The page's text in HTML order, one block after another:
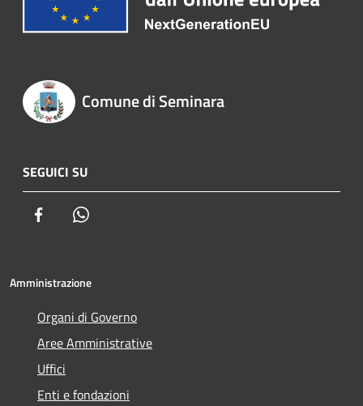
Comune di Seminara
SEGUICI SU
Facebook
Amministrazione
Organi di Governo
Aree Amministrative
Uffici
Enti e fondazioni